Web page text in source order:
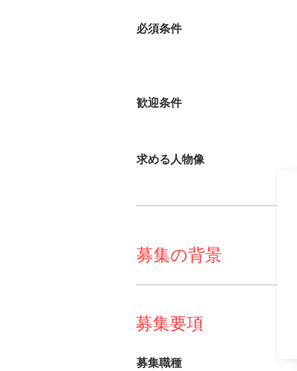
必須条件
歓迎条件
求める人物像
募集の背景
募集要項
募集職種